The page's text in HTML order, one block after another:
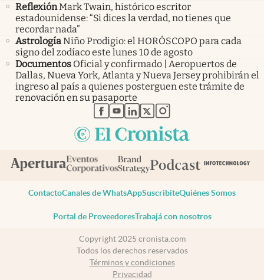
ReflexiónMark Twain, histórico escritor
estadounidense: “Si dices la verdad, no tienes que
recordar nada”
AstrologíaNiño Prodigio: el HORÓSCOPO para cada
signo del zodíaco este lunes 10 de agosto
Documentos Oficial y confirmado | Aeropuertos de
Dallas, Nueva York, Atlanta y Nueva Jersey prohibirán el
ingreso al país a quienes posterguen este trámite de
renovación en su pasaporte
abre en nueva pestaña
abre en nueva pestaña
abre en nueva pestaña
abre en nueva pestaña
abre en nueva pestaña
ContactoCanales de WhatsAppSuscribiteQuiénes Somos
Portal de ProveedoresTrabajá con nosotros
Copyright 2025 cronista.com
Todos los derechos reservados
Términos y condiciones
Privacidad